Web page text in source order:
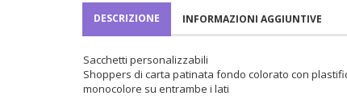
DESCRIZIONE INFORMAZIONI AGGIUNTIVE
Sacchetti personalizzabili
Shoppers di carta patinata fondo colorato con
monocolore su entrambe i lati